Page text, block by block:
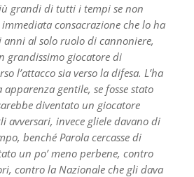
grandi di tutti i tempi se non
immediata consacrazione che lo ha
al solo ruolo di cannoniere,
grandissimo giocatore di
l’attacco sia verso la difesa. L’ha
gentile, se fosse stato
diventato un giocatore
avversari, invece gliele davano di
benché Parola cercasse di
un po’ meno perbene, contro
contro la Nazionale che gli dava